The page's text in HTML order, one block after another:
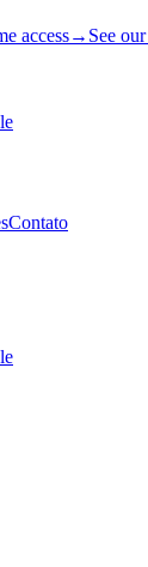
access→ See
Contato